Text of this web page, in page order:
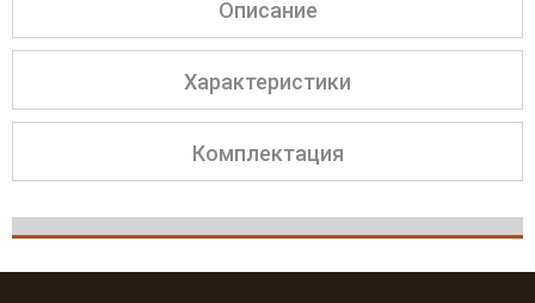
Описание
Характеристики
Комплектация